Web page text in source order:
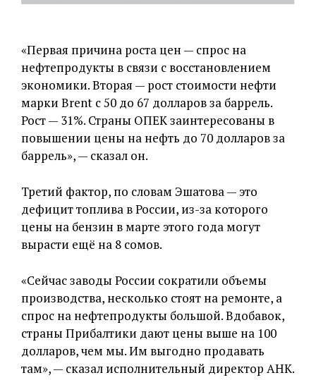
«Первая причина роста цен — спрос на
нефтепродукты в связи с восстановлением
экономики. Вторая — рост стоимости нефти
марки Brent с 50 до 67 долларов за баррель.
Рост — 31%. Страны ОПЕК заинтересованы в
повышении цены на нефть до 70 долларов за
баррель», — сказал он.
Третий фактор, по словам Эшатова — это
дефицит топлива в России, из-за которого
цены на бензин в марте этого года могут
вырасти ещё на 8 сомов.
«Сейчас заводы России сократили объемы
производства, несколько стоят на ремонте, а
спрос на нефтепродукты большой. Вдобавок,
страны Прибалтики дают цены выше на 100
долларов, чем мы. Им выгодно продавать
там», — сказал исполнительный директор АНК.